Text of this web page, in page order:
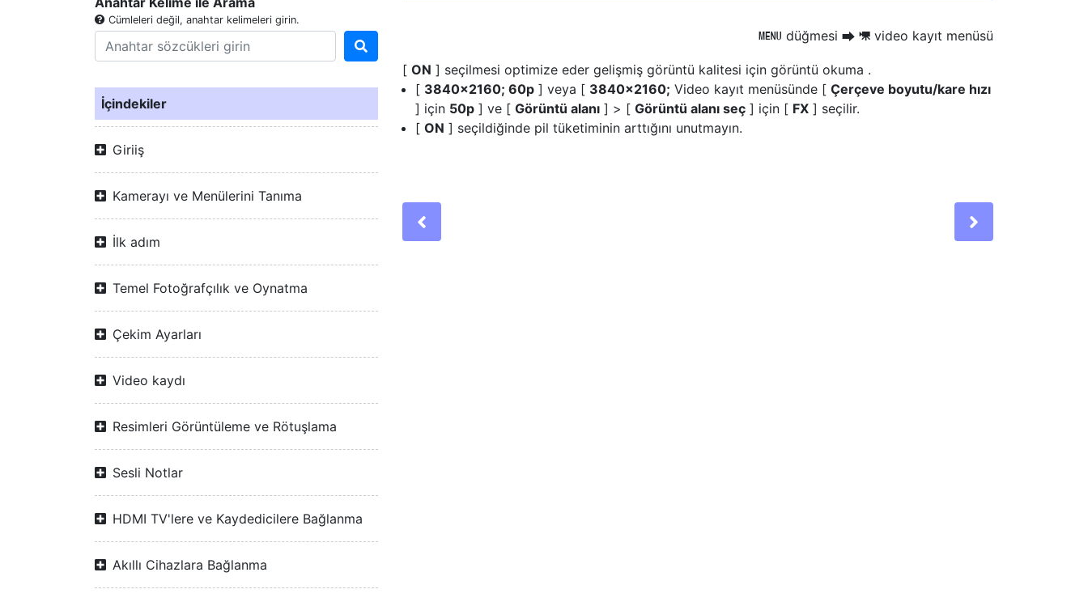
Cümleleri değil, anahtar kelimeleri girin.
İçindekiler
Giriiş
Kamerayı ve Menülerini Tanıma
İlk adım
Temel Fotoğrafçılık ve Oynatma
Çekim Ayarları
Video kaydı
Resimleri Görüntüleme ve Rötuşlama
Sesli Notlar
HDMI TV'lere ve Kaydedicilere Bağlanma
Akıllı Cihazlara Bağlanma
G düğmesi U 1 video kayıt menüsü
[ ON ] seçilmesi optimize eder gelişmiş görüntü kalitesi için görüntü okuma .
[ 3840×2160; 60p ] veya [ 3840×2160; Video kayıt menüsünde [ Çerçeve boyutu/kare hızı
] için 50p ] ve [ Görüntü alanı ] > [ Görüntü alanı seç ] için [ FX ] seçilir.
[ ON ] seçildiğinde pil tüketiminin arttığını unutmayın.